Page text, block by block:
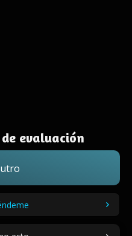
evaluación